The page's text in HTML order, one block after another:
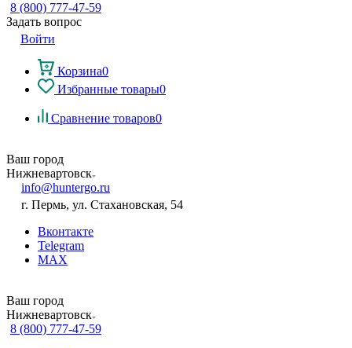
8 (800) 777-47-59
Задать вопрос
Войти
Корзина0
Избранные товары0
Сравнение товаров0
Ваш город
Нижневартовск
info@huntergo.ru
г. Пермь, ул. Стахановская, 54
Вконтакте
Telegram
MAX
Ваш город
Нижневартовск
8 (800) 777-47-59